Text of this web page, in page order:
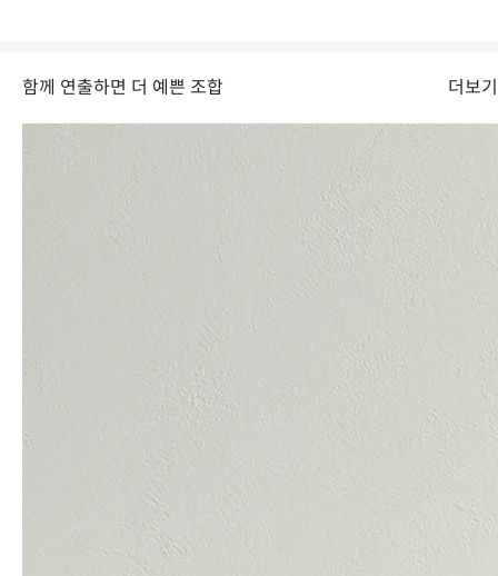
CHECK
줄기 끝 단면을 자주 커팅하여 수화작용을 원활하게 하고 물을 자주 교체해주세
또한, 물 속에서 줄기가 쉽게 부패하므로 줄기 표면을 흐르는 물에 씻어 청결
Arrangement
이렇게 연출해요
함께 연출하면 더 예쁜 조합 더보기